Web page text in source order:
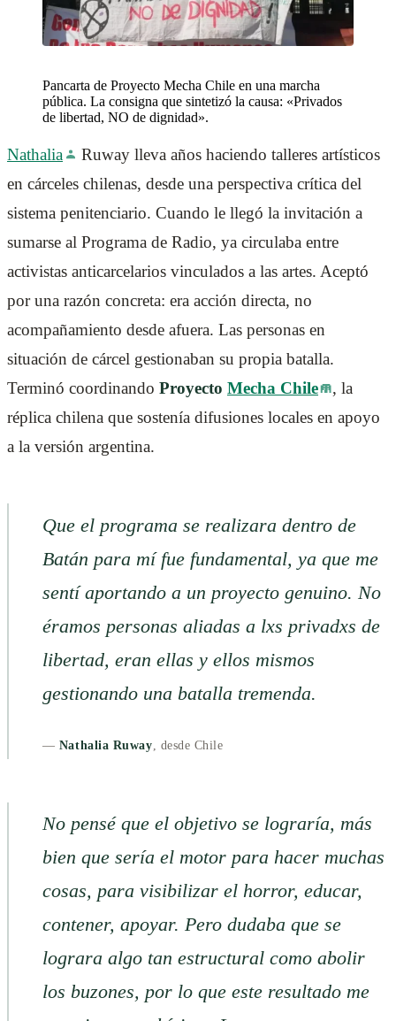
Pancarta de Proyecto Mecha Chile en una marcha
pública. La consigna que sintetizó la causa: «Privados
de libertad, NO de dignidad».
Nathalia
Ruway lleva años haciendo talleres artísticos
en cárceles chilenas, desde una perspectiva crítica del
sistema penitenciario. Cuando le llegó la invitación a
sumarse al Programa de Radio, ya circulaba entre
activistas anticarcelarios vinculados a las artes. Aceptó
por una razón concreta: era acción directa, no
acompañamiento desde afuera. Las personas en
situación de cárcel gestionaban su propia batalla.
Terminó coordinando Proyecto Mecha Chile
, la
réplica chilena que sostenía difusiones locales en apoyo
a la versión argentina.
Que el programa se realizara dentro de
Batán para mí fue fundamental, ya que me
sentí aportando a un proyecto genuino. No
éramos personas aliadas a lxs privadxs de
libertad, eran ellas y ellos mismos
gestionando una batalla tremenda.
— Nathalia Ruway , desde Chile
No pensé que el objetivo se lograría, más
bien que sería el motor para hacer muchas
cosas, para visibilizar el horror, educar,
contener, apoyar. Pero dudaba que se
lograra algo tan estructural como abolir
los buzones, por lo que este resultado me